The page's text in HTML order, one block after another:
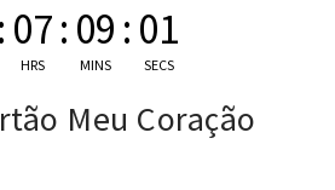
: 07
HRS
: 09
MINS
: 01
SECS
Meu Coração